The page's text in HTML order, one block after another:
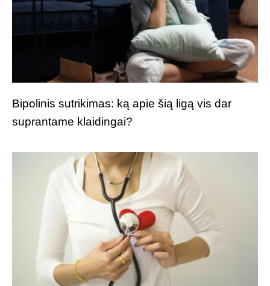
Bipolinis sutrikimas: ką apie šią ligą vis dar
suprantame klaidingai?